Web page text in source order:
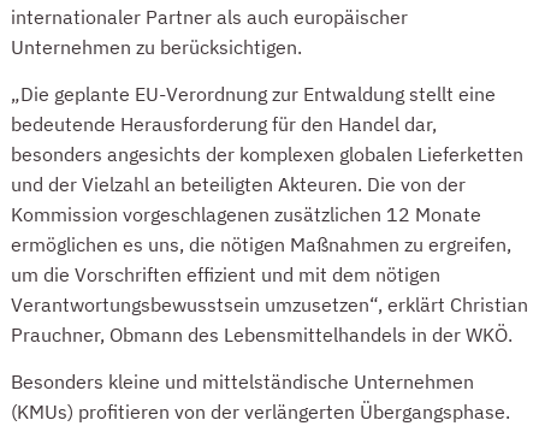
internationaler Partner als auch europäischer
Unternehmen zu berücksichtigen.
„Die geplante EU-Verordnung zur Entwaldung stellt eine
bedeutende Herausforderung für den Handel dar,
besonders angesichts der komplexen globalen Lieferketten
und der Vielzahl an beteiligten Akteuren. Die von der
Kommission vorgeschlagenen zusätzlichen 12 Monate
ermöglichen es uns, die nötigen Maßnahmen zu ergreifen,
um die Vorschriften effizient und mit dem nötigen
Verantwortungsbewusstsein umzusetzen“, erklärt Christian
Prauchner, Obmann des Lebensmittelhandels in der WKÖ.
Besonders kleine und mittelständische Unternehmen
(KMUs) profitieren von der verlängerten Übergangsphase.